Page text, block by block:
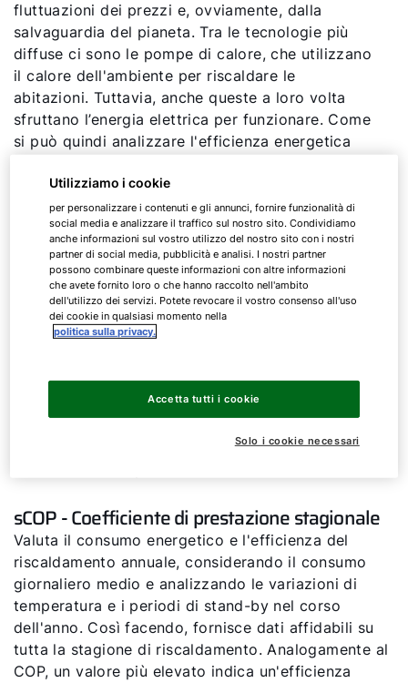
fluttuazioni dei prezzi e, ovviamente, dalla
salvaguardia del pianeta. Tra le tecnologie più
diffuse ci sono le pompe di calore, che utilizzano
il calore dell'ambiente per riscaldare le
abitazioni. Tuttavia, anche queste a loro volta
sfruttano l’energia elettrica per funzionare. Come
si può quindi analizzare l'efficienza energetica
Il consumo delle pompe di calore viene misurato
mediante diversi indicatori, che consentono di
analizzare i rapporti tra resa termica, efficienza
energetica e il consumo delle pompe di calore.
Ecco quelli più utilizzati:
Misura il rapporto tra il calore utile fornito dalla
pompa di calore e l’energia elettrica oppure il gas
valore del COP, maggiore sarà l’efficienza e minori
sCOP - Coefficiente di prestazione stagionale
Valuta il consumo energetico e l'efficienza del
riscaldamento annuale, considerando il consumo
giornaliero medio e analizzando le variazioni di
temperatura e i periodi di stand-by nel corso
dell'anno. Così facendo, fornisce dati affidabili su
tutta la stagione di riscaldamento. Analogamente al
COP, un valore più elevato indica un'efficienza
Utilizziamo i cookie
per personalizzare i contenuti e gli annunci, fornire funzionalità di
social media e analizzare il traffico sul nostro sito. Condividiamo
anche informazioni sul vostro utilizzo del nostro sito con i nostri
partner di social media, pubblicità e analisi. I nostri partner
possono combinare queste informazioni con altre informazioni
che avete fornito loro o che hanno raccolto nell'ambito
dell'utilizzo dei servizi. Potete revocare il vostro consenso all'uso
dei cookie in qualsiasi momento nella
politica sulla privacy.
Solo i cookie necessari
Accetta tutti i cookie